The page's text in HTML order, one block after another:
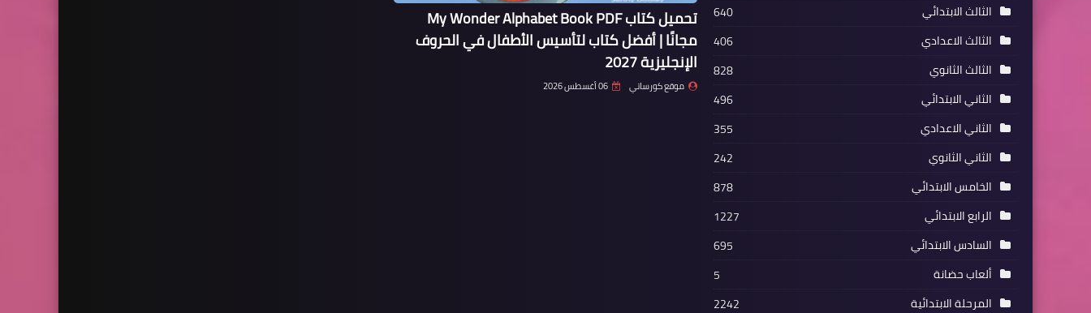
الثالث الابتدائي
640
الثالث الاعدادي
406
الثالث الثانوي
828
الثاني الابتدائي
496
الثاني الاعدادي
355
الثاني الثانوي
242
الخامس الابتدائي
878
الرابع الابتدائي
1227
السادس الابتدائي
695
ألعاب حضانة
5
المرحلة الابتدائية
2242
تحميل كتاب My Wonder Alphabet Book PDF
مجانًا | أفضل كتاب لتأسيس الأطفال في الحروف
الإنجليزية 2027
موقع كورساتي 06 أغسطس 2026